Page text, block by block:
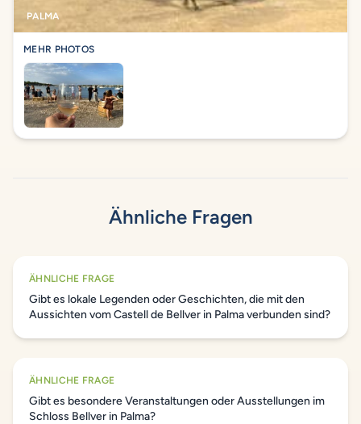
PALMA
MEHR PHOTOS
Ähnliche Fragen
ÄHNLICHE FRAGE
Gibt es lokale Legenden oder Geschichten, die mit den
Aussichten vom Castell de Bellver in Palma verbunden sind?
ÄHNLICHE FRAGE
Gibt es besondere Veranstaltungen oder Ausstellungen im
Schloss Bellver in Palma?